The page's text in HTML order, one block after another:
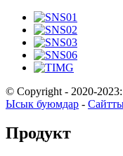
© Copyright - 2020-
Ысык буюмдар -
Продукт